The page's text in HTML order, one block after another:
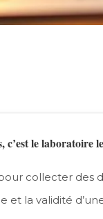
c’est le laboratoire
collecter des
la validité